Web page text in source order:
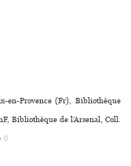
en-Provence (Fr), Bibliothèque
Bibliothèque de l’Arsenal, Coll.
♢